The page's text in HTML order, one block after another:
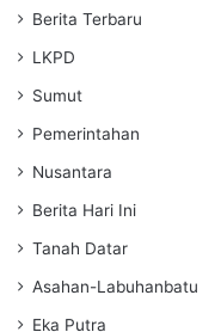
Berita Terbaru
LKPD
Sumut
Pemerintahan
Nusantara
Berita Hari Ini
Tanah Datar
Asahan-Labuhanbatu
Eka Putra